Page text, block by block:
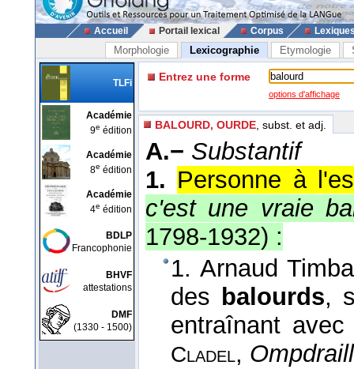
Accueil Portail lexical Corpus
Morphologie Lexicographie Etymologie
TLFi
Académie
9e édition
Académie
8e édition
Académie
4e édition
BDLP
Francophonie
BHVF
attestations
DMF
(1330 - 1500)
Entrez une forme
options d'affichage
BALOURD, OURDE , subst. et adj.
A.− Substantif
1. Personne à
c'est une vraie
1798-1932) :
1. Arnaud
des balourds,
entraînant
Cladel,